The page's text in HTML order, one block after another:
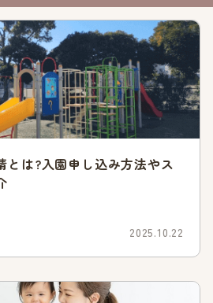
、世田谷区の保育園の人気度や、ど
るのかを確認する必要があります。
児童数を紹介しますので、チェック
数は「0」
0」を実現しています。
難しいエリアが多いなか、待機児童
世田谷区の大きな魅力といえるので
で待機児童0にした実績がある
とは?入園申し込み方法やス
2025.10.22